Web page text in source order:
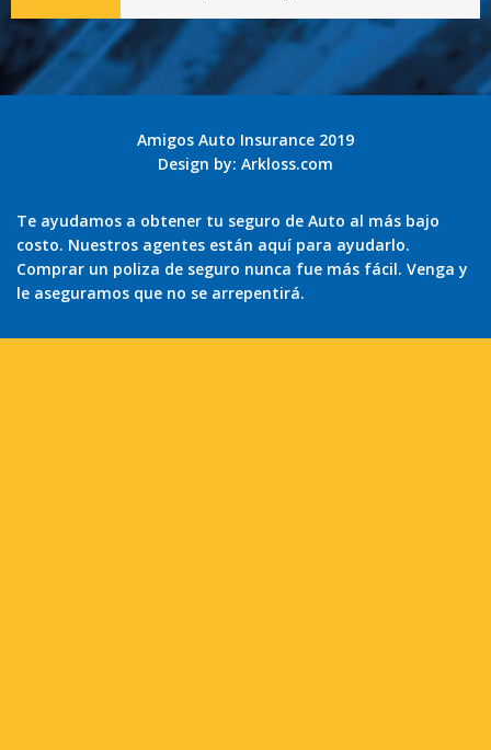
Amigos Auto Insurance 2019
Design by: Arkloss.com
Te ayudamos a obtener tu seguro de Auto al más bajo
costo. Nuestros agentes están aquí para ayudarlo.
Comprar un poliza de seguro nunca fue más fácil. Venga y
le aseguramos que no se arrepentirá.